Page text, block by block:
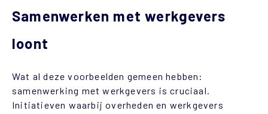
Samenwerken met werkgevers
loont
Wat al deze voorbeelden gemeen hebben:
samenwerking met werkgevers is cruciaal.
Initiatieven waarbij overheden en werkgevers